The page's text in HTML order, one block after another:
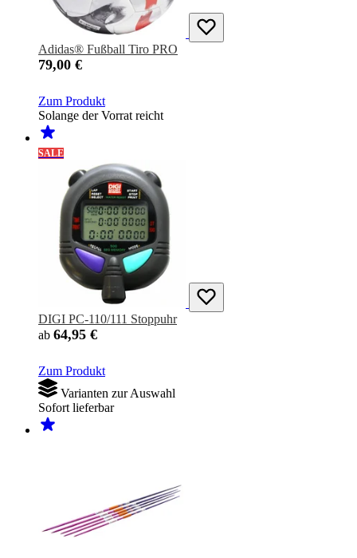
Adidas® Fußball Tiro PRO
79,00 €
Zum Produkt
Solange der Vorrat reicht
SALE
DIGI PC-110/111 Stoppuhr
ab 64,95 €
Zum Produkt
Varianten zur Auswahl
Sofort lieferbar